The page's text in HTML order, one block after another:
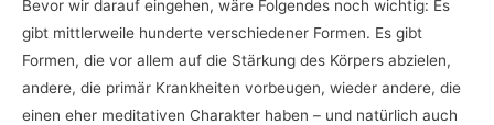
Bevor wir darauf eingehen, wäre Folgendes noch wichtig: Es
gibt mittlerweile hunderte verschiedener Formen. Es gibt
Formen, die vor allem auf die Stärkung des Körpers abzielen,
andere, die primär Krankheiten vorbeugen, wieder andere, die
einen eher meditativen Charakter haben – und natürlich auch